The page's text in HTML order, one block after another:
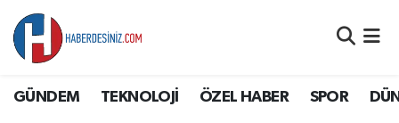
GÜNDEM TEKNOLOJİ ÖZEL HABER SPOR